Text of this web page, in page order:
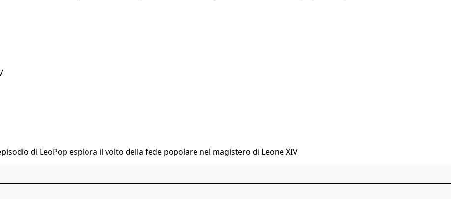
di LeoPop esplora il volto della fede popolare nel magistero di Leone XIV